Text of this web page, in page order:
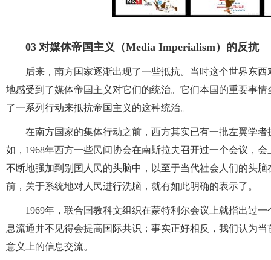
03 对媒体帝国主义（Media Imperialism）的反抗
后来，南方国家逐渐出现了一些抵抗。当时这个世界东
地感受到了媒体帝国主义对它们的统治。它们本国的重要事
了一系列行动来抵抗帝国主义的这种统治。
在南方国家的集体行动之前，西方其实已有一批左翼学
如，1968年西方一些民间协会在南斯拉夫召开过一个会议，
不断地强加到别国人民的头脑中，以至于当代社会人们的头
前，关于系统地对人民进行洗脑，就有如此明确的表示了。
1969年，联合国教科文组织在蒙特利尔会议上就指出过
息流通并不见得会提高国际共识；事实正好相反，我们认为
意义上的信息交流。